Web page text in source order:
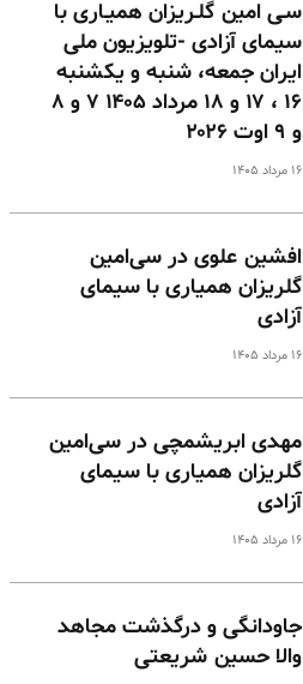
سـی امین گلـریزان همیـاری با
سیمای آزادی -تلویزیون ملی
ایران جمعه، شنبه و یکشنبه
۱۶ ، ۱۷ و ۱۸ مرداد ۱۴۰۵ ۷ و ۸
و ۹ اوت ۲۰۲۶
۱۶ مرداد ۱۴۰۵
افشین علوی در سی‌امین
گلریزان همیاری با سیمای
آزادی
۱۶ مرداد ۱۴۰۵
مهدی ابریشمچی در سی‌امین
گلریزان همیاری با سیمای
آزادی
۱۶ مرداد ۱۴۰۵
جاودانگی و درگذشت مجاهد
والا حسین شریعتی